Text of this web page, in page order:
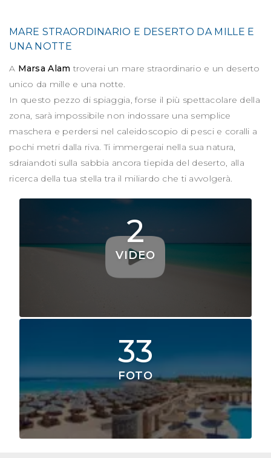
MARE STRAORDINARIO E DESERTO DA MILLE E
UNA NOTTE
A Marsa Alam troverai un mare straordinario e un deserto
unico da mille e una notte.
In questo pezzo di spiaggia, forse il più spettacolare della
zona, sarà impossibile non indossare una semplice
maschera e perdersi nel caleidoscopio di pesci e coralli a
pochi metri dalla riva. Ti immergerai nella sua natura,
sdraiandoti sulla sabbia ancora tiepida del deserto, alla
ricerca della tua stella tra il miliardo che ti avvolgerà.
2
VIDEO
33
FOTO